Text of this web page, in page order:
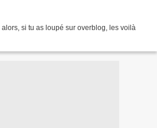
si tu as loupé sur overblog, les voilà